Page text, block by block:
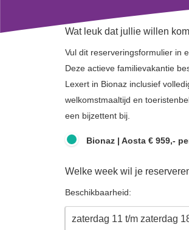
Wat leuk dat jullie willen
Vul dit reserveringsformulier in
Deze actieve familievakantie
Lexert in Bionaz inclusief
welkomstmaaltijd en
een bijzettent bij.
Bionaz | Aosta € 959,-
Welke week wil je
Beschikbaarheid: